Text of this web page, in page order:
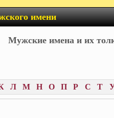
имени
Мужские имена и их
Л М Н О П Р С Т